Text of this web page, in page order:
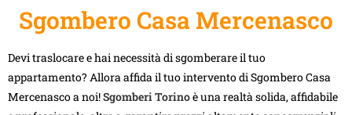
Sgombero Casa Mercenasco
Devi traslocare e hai necessità di sgomberare il tuo
appartamento? Allora affida il tuo intervento di Sgombero Casa
Mercenasco a noi!Sgomberi Torinoè una realtà solida, affidabile